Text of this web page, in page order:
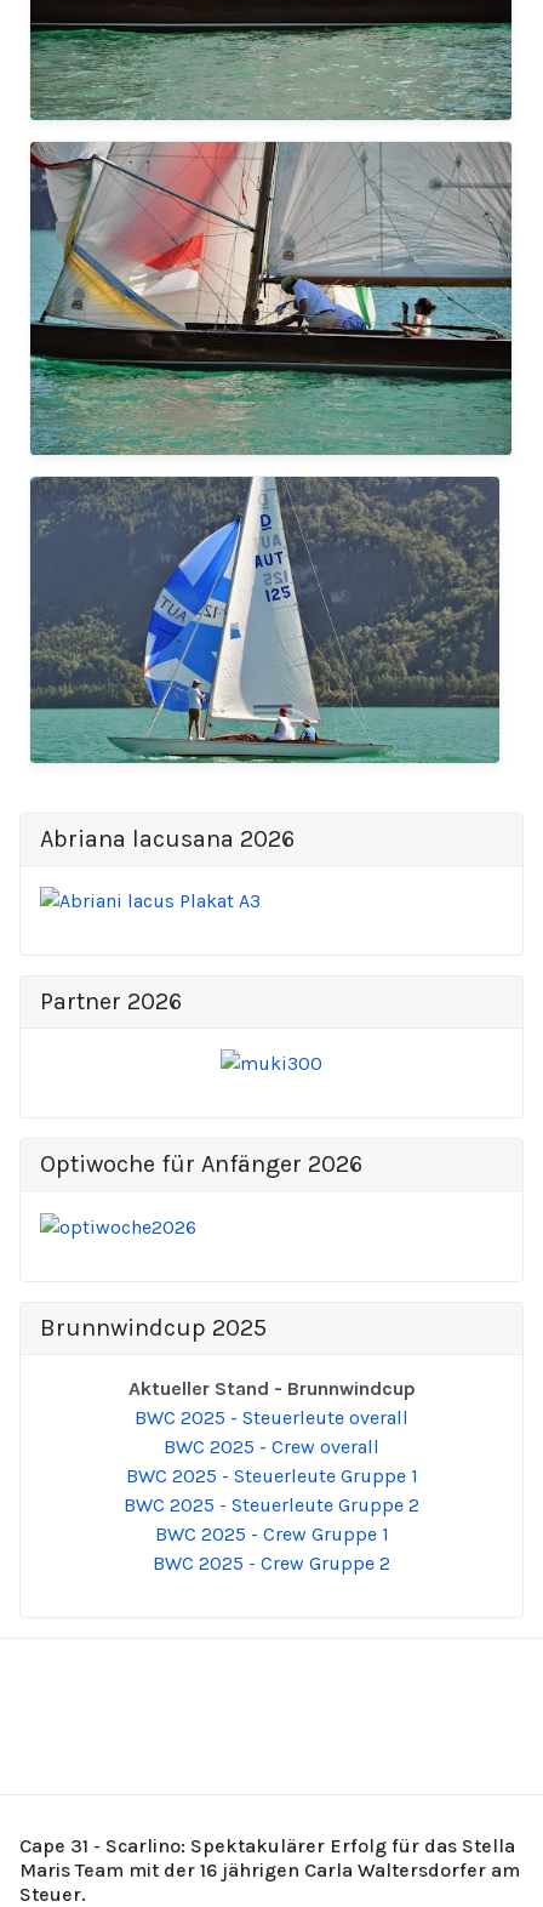
Abriana lacusana 2026
Partner 2026
Optiwoche für Anfänger 2026
Brunnwindcup 2025
Aktueller Stand - Brunnwindcup
BWC 2025 - Steuerleute overall
BWC 2025 - Crew overall
BWC 2025 - Steuerleute Gruppe 1
BWC 2025 - Steuerleute Gruppe 2
BWC 2025 - Crew Gruppe 1
BWC 2025 - Crew Gruppe 2
Cape 31 - Scarlino: Spektakulärer Erfolg für das Stella
Maris Team mit der 16 jährigen Carla Waltersdorfer am
Steuer.